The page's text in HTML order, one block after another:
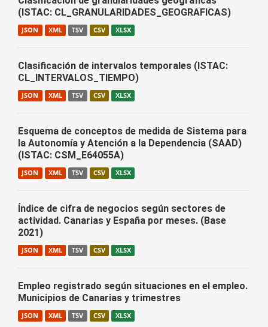
(ISTAC: CL_GRANULARIDADES_GEOGRAFICAS)
JSON XML TSV CSV XLSX
Clasificación de intervalos temporales (ISTAC:
CL_INTERVALOS_TIEMPO)
JSON XML TSV CSV XLSX
Esquema de conceptos de medida de Sistema para
la Autonomía y Atención a la Dependencia (SAAD)
(ISTAC: CSM_E64055A)
JSON XML TSV CSV XLSX
Índice de cifra de negocios según sectores de
actividad. Canarias y España por meses. (Base
2021)
JSON XML TSV CSV XLSX
Empleo registrado según situaciones en el empleo.
Municipios de Canarias y trimestres
JSON XML TSV CSV XLSX